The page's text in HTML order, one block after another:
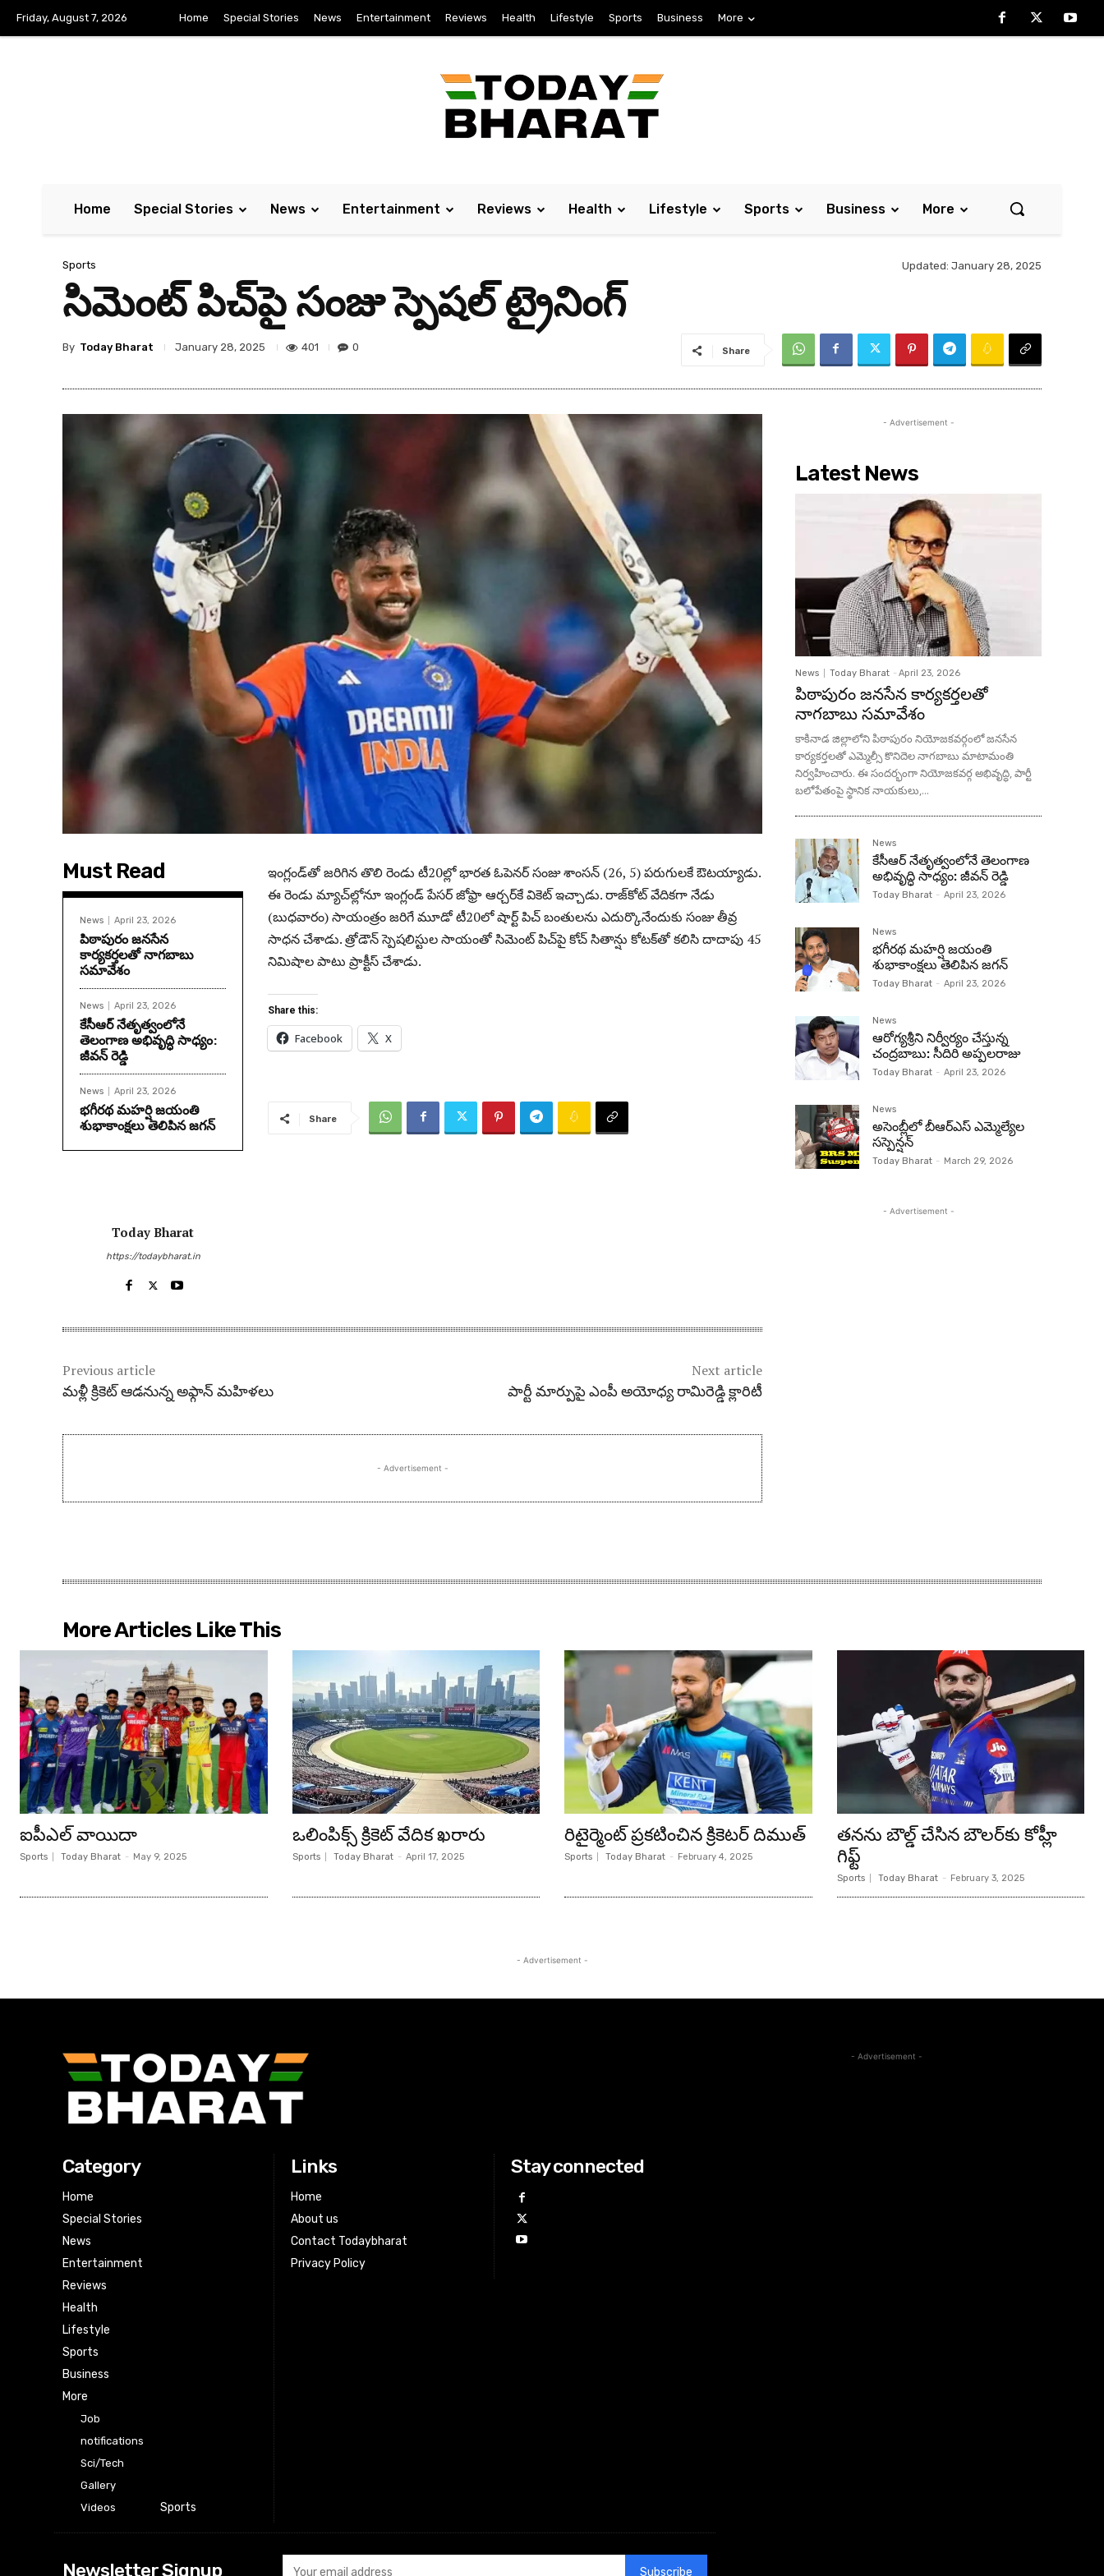
Friday, August 7, 2026 Home Special Stories News Entertainment Reviews Health Lifestyle Sports Business More
Home Special Stories News Entertainment Reviews Health Lifestyle Sports Business More
Sports Updated: January 28, 2025
సిమెంట్ పిచ్‌పై సంజు స్పెషల్ ట్రైనింగ్‌
By Today Bharat January 28, 2025 401 0 Share
Must Read
News April 23, 2026
పిఠాపురం జనసేన
కార్యకర్తలతో నాగబాబు
సమావేశం
News April 23, 2026
కేసీఆర్ నేతృత్వంలోనే
తెలంగాణ అభివృద్ధి సాధ్యం:
జీవన్ రెడ్డి
News April 23, 2026
భగీరథ మహర్షి జయంతి
శుభాకాంక్షలు తెలిపిన జగన్‌
Today Bharat
https://todaybharat.in
ఇంగ్లండ్‌తో జరిగిన తొలి రెండు టీ20ల్లో భారత ఓపెనర్ సంజు శాంసన్ (26, 5) పరుగులకే ఔటయ్యాడు.
ఈ రెండు మ్యాచ్‌ల్లోనూ ఇంగ్లండ్ పేసర్ జోఫ్రా ఆర్చర్‌కే వికెట్ ఇచ్చాడు. రాజ్‌కోట్‌ వేదికగా నేడు
(బుధవారం) సాయంత్రం జరిగే మూడో టీ20లో షార్ట్‌ పిచ్‌ బంతులను ఎదుర్కొనేందుకు సంజు తీవ్ర
సాధన చేశాడు. త్రోడౌన్ స్పెషలిస్టుల సాయంతో సిమెంట్ పిచ్‌పై కోచ్ సితాన్షు కోటక్‌తో కలిసి దాదాపు 45
నిమిషాల పాటు ప్రాక్టీస్ చేశాడు.
Share this:
Facebook X
Share
Previous article
మళ్లీ క్రికెట్ ఆడనున్న అఫ్గాన్ మహిళలు
Next article
పార్టీ మార్పుపై ఎంపీ అయోధ్య రామిరెడ్డి క్లారిటీ
- Advertisement -
- Advertisement -
Latest News
News Today Bharat - April 23, 2026
పిఠాపురం జనసేన కార్యకర్తలతో
నాగబాబు సమావేశం
కాకినాడ జిల్లాలోని పిఠాపురం నియోజకవర్గంలో జనసేన
కార్యకర్తలతో ఎమ్మెల్సీ కొనిదెల నాగబాబు మాటామంతి
నిర్వహించారు. ఈ సందర్భంగా నియోజకవర్గ అభివృద్ధి, పార్టీ
బలోపేతంపై స్థానిక నాయకులు,...
News
కేసీఆర్ నేతృత్వంలోనే తెలంగాణ
అభివృద్ధి సాధ్యం: జీవన్ రెడ్డి
Today Bharat - April 23, 2026
News
భగీరథ మహర్షి జయంతి
శుభాకాంక్షలు తెలిపిన జగన్‌
Today Bharat - April 23, 2026
News
ఆరోగ్యశ్రీని నిర్వీర్యం చేస్తున్న
చంద్రబాబు: సీదిరి అప్పలరాజు
Today Bharat - April 23, 2026
News
అసెంబ్లీలో బీఆర్‌ఎస్ ఎమ్మెల్యేల
సస్పెన్షన్‌
Today Bharat - March 29, 2026
- Advertisement -
More Articles Like This
ఐపీఎల్ వాయిదా
Sports Today Bharat - May 9, 2025
ఒలింపిక్స్ క్రికెట్ వేదిక ఖ‌రారు
Sports Today Bharat - April 17, 2025
రిటైర్మెంట్ ప్రకటించిన క్రికెటర్ దిముత్
Sports Today Bharat - February 4, 2025
తనను బౌల్డ్ చేసిన బౌలర్‌కు కోహ్లీ
గిఫ్ట్
Sports Today Bharat - February 3, 2025
- Advertisement -
Category
Home
Special Stories
News
Entertainment
Reviews
Health
Lifestyle
Sports
Business
More
Job
notifications
Sci/Tech
Gallery
Videos
Sports
Links
Home
About us
Contact Todaybharat
Privacy Policy
Stay connected
Newsletter Signup Subscribe
- Advertisement -